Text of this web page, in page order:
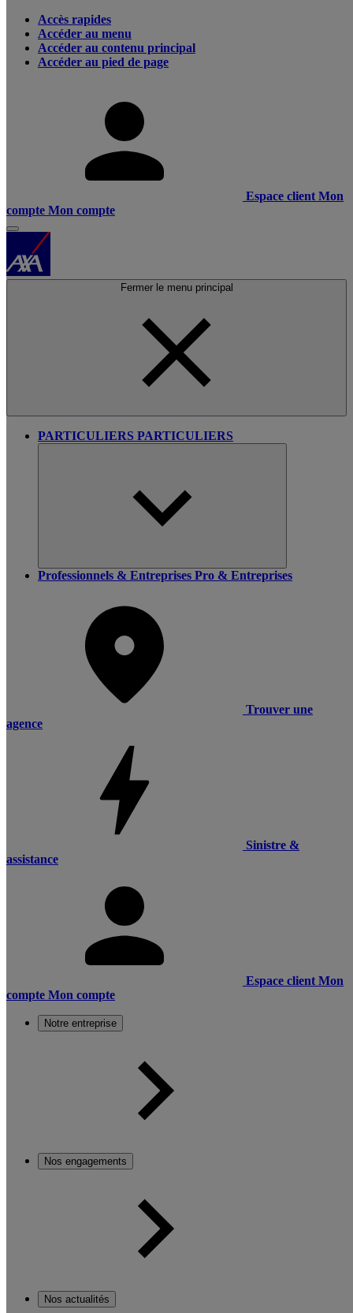
Accès rapides
Accéder au menu
Accéder au contenu principal
Accéder au pied de page
Espace client Mon
compte Mon compte
Fermer le menu principal
PARTICULIERS PARTICULIERS
Professionnels & Entreprises Pro & Entreprises
Trouver une
agence
Sinistre &
assistance
Espace client Mon
compte Mon compte
Notre entreprise
Nos engagements
Nos actualités